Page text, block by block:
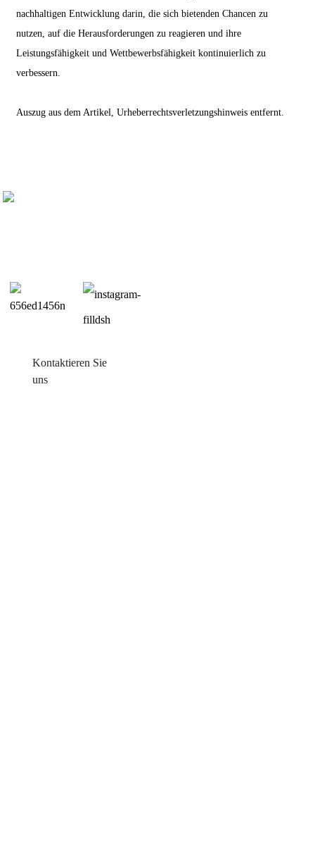
nachhaltigen Entwicklung darin, die sich bietenden Chancen zu
nutzen, auf die Herausforderungen zu reagieren und ihre
Leistungsfähigkeit und Wettbewerbsfähigkeit kontinuierlich zu
verbessern.
Auszug aus dem Artikel, Urheberrechtsverletzungshinweis entfernt.
Kontaktieren Sie
uns